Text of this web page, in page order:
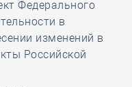
Федерального
в
изменений в
Российской